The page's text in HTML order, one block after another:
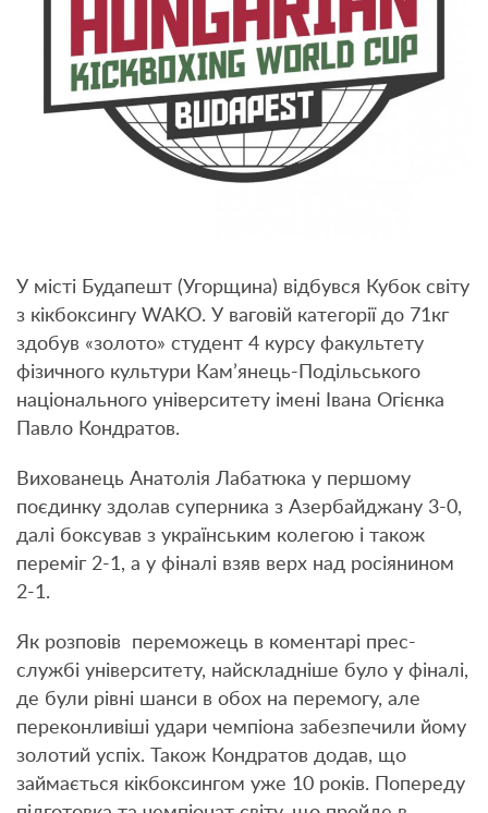
У місті Будапешт (Угорщина) відбувся Кубок світу
з кікбоксингу WAKO. У ваговій категорії до 71кг
здобув «золото» студент 4 курсу факультету
фізичного культури Кам’янець-Подільського
національного університету імені Івана Огієнка
Павло Кондратов.
Вихованець Анатолія Лабатюка у першому
поєдинку здолав суперника з Азербайджану 3-0,
далі боксував з українським колегою і також
переміг 2-1, а у фіналі взяв верх над росіянином
2-1.
Як розповів переможець в коментарі прес-
службі університету, найскладніше було у фіналі,
де були рівні шанси в обох на перемогу, але
переконливіші удари чемпіона забезпечили йому
золотий успіх. Також Кондратов додав, що
займається кікбоксингом уже 10 років. Попереду